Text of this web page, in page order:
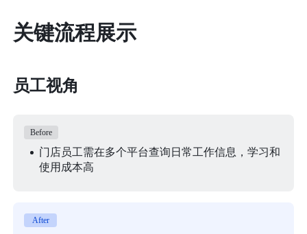
关键流程展示
员工视角
Before
门店员工需在多个平台查询日常工作信息，学习和
使用成本高
After